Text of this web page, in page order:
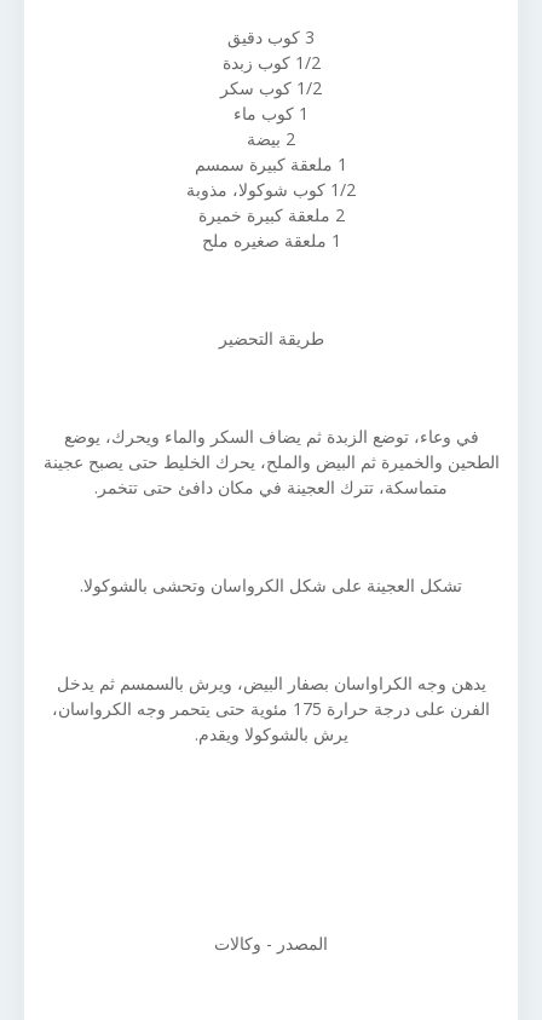
3 كوب دقيق
1/2 كوب زبدة
1/2 كوب سكر
1 كوب ماء
2 بيضة
1 ملعقة كبيرة سمسم
1/2 كوب شوكولا، مذوبة
2 ملعقة كبيرة خميرة
1 ملعقة صغيره ملح
طريقة التحضير
في وعاء، توضع الزبدة ثم يضاف السكر والماء ويحرك، يوضع
الطحين والخميرة ثم البيض والملح، يحرك الخليط حتى يصبح عجينة
متماسكة، تترك العجينة في مكان دافئ حتى تتخمر.
تشكل العجينة على شكل الكرواسان وتحشى بالشوكولا.
يدهن وجه الكراواسان بصفار البيض، ويرش بالسمسم ثم يدخل
الفرن على درجة حرارة 175 مئوية حتى يتحمر وجه الكرواسان،
يرش بالشوكولا ويقدم.
المصدر - وكالات